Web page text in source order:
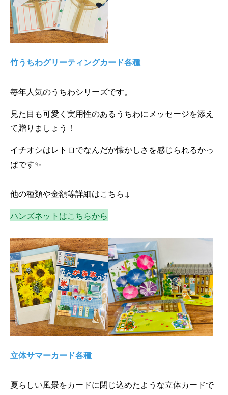
竹うちわグリーティングカード各種
毎年人気のうちわシリーズです。
見た目も可愛く実用性のあるうちわにメッセージを添え
て贈りましょう！
イチオシはレトロでなんだか懐かしさを感じられるかっ
ぱです✨
他の種類や金額等詳細はこちら↓
ハンズネットはこちらから
立体サマーカード各種
夏らしい風景をカードに閉じ込めたような立体カードで